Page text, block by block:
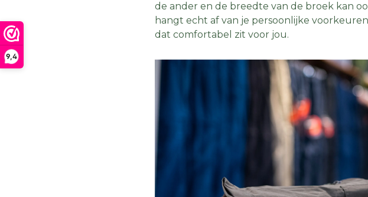
9,4
de ander en de breedte van de broek kan
hangt echt af van je persoonlijke
dat comfortabel zit voor jou.